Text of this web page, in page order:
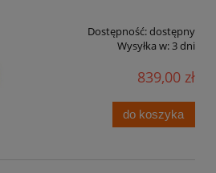
Dostępność:dostępny
Wysyłka w:3 dni
839,00 zł
do koszyka